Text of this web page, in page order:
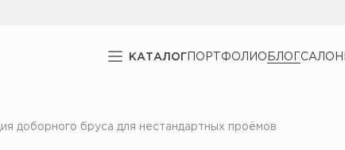
КАТАЛОГ ПОРТФОЛИО БЛОГ
доборного бруса для нестандартных проёмов